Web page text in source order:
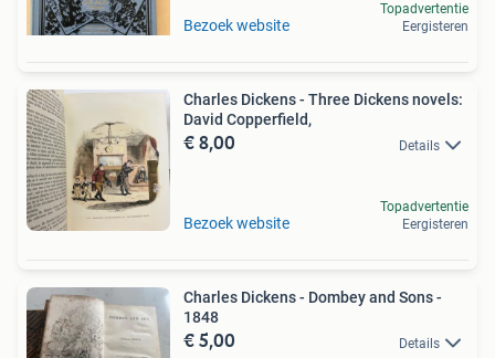
Bezoek website
Topadvertentie
Eergisteren
Charles Dickens - Three Dickens novels:
David Copperfield,
€ 8,00 Details
Bezoek website
Topadvertentie
Eergisteren
Charles Dickens - Dombey and Sons -
1848
€ 5,00 Details